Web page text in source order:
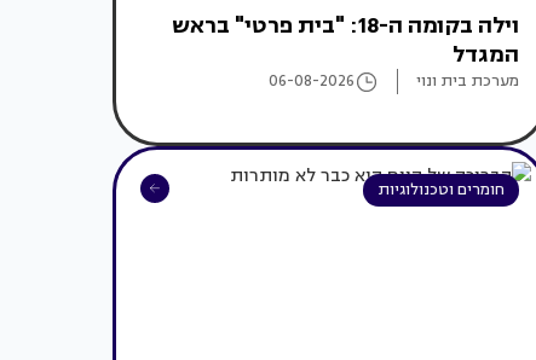
וילה בקומה ה-18: "בית פרטי" בראש
המגדל
מערכת בית ונוי 06-08-2026
חומרים וטכנולוגיות